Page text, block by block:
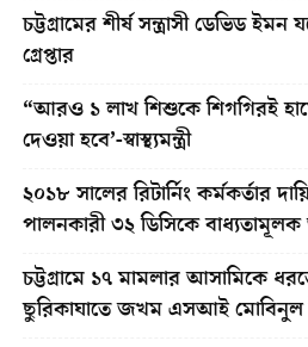
চট্টগ্রামের শীর্ষ সন্ত্রাসী ডেভিড
গ্রেপ্তার
“আরও ১ লাখ শিশুকে শিগগিরই
দেওয়া হবে’-স্বাস্থ্যমন্ত্রী
২০১৮ সালের রিটার্নিং কর্মকর্তার
পালনকারী ৩২ ডিসিকে
চট্টগ্রামে ১৭ মামলার আসামিকে
ছুরিকাঘাতে জখম এসআই মোবিনুল